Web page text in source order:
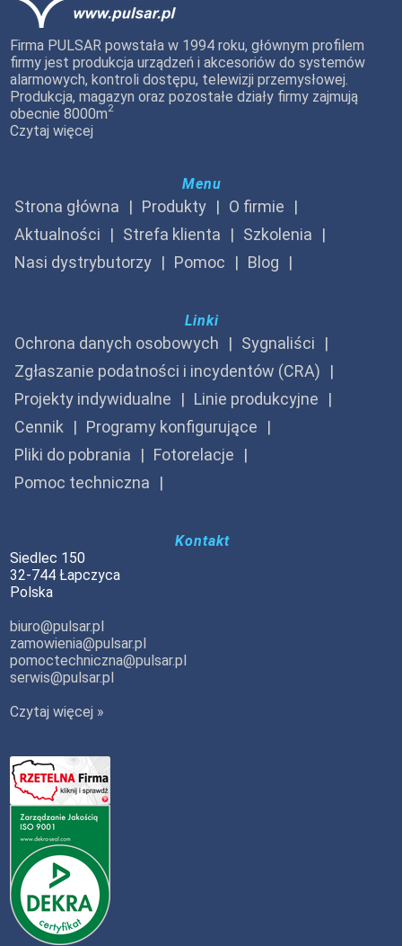
Firma PULSAR powstała w 1994 roku, głównym profilem
firmy jest produkcja urządzeń i akcesoriów do systemów
alarmowych, kontroli dostępu, telewizji przemysłowej.
Produkcja, magazyn oraz pozostałe działy firmy zajmują
obecnie 8000m2
Czytaj więcej
Menu
Strona główna Produkty
O firmie
Aktualności
Strefa klienta
Szkolenia
Nasi dystrybutorzy
Pomoc Blog
Linki
Ochrona danych osobowych
Sygnaliści
Zgłaszanie podatności i incydentów (CRA)
Projekty indywidualne
Linie produkcyjne
Cennik
Programy konfigurujące
Pliki do pobrania
Fotorelacje
Pomoc techniczna
Kontakt
Siedlec 150
32-744 Łapczyca
Polska
biuro@pulsar.pl
zamowienia@pulsar.pl
pomoctechniczna@pulsar.pl
serwis@pulsar.pl
Czytaj więcej »